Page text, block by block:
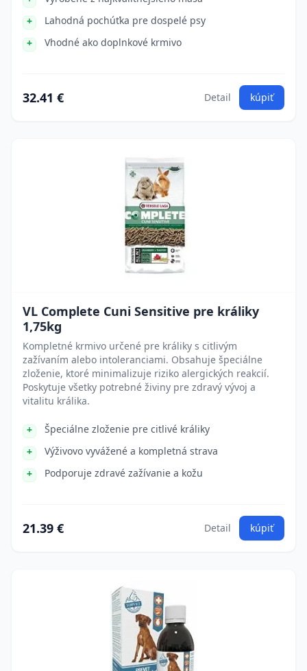
Lahodná pochúťka pre dospelé psy
Vhodné ako doplnkové krmivo
32.41 € Detail kúpiť
VL Complete Cuni Sensitive pre králiky
1,75kg
Kompletné krmivo určené pre králiky s citlivým
zažívaním alebo intoleranciami. Obsahuje špeciálne
zloženie, ktoré minimalizuje riziko alergických reakcií.
Poskytuje všetky potrebné živiny pre zdravý vývoj a
vitalitu králika.
Špeciálne zloženie pre citlivé králiky
Výživovo vyvážené a kompletná strava
Podporuje zdravé zažívanie a kožu
21.39 € Detail kúpiť